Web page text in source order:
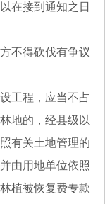
在接到通知之日
不得砍伐有争议
工程，应当不占
地的，经县级以
有关土地管理的
由用地单位依照
植被恢复费专款